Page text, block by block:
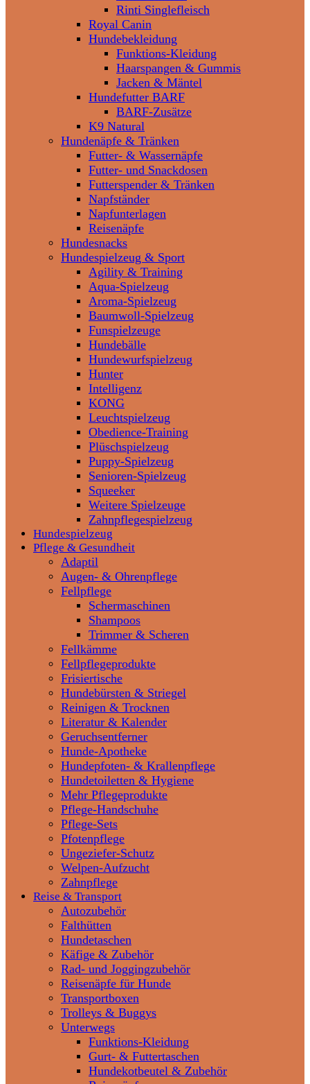
Rinti Singlefleisch
Royal Canin
Hundebekleidung
Funktions-Kleidung
Haarspangen & Gummis
Jacken & Mäntel
Hundefutter BARF
BARF-Zusätze
K9 Natural
Hundenäpfe & Tränken
Futter- & Wassernäpfe
Futter- und Snackdosen
Futterspender & Tränken
Napfständer
Napfunterlagen
Reisenäpfe
Hundesnacks
Hundespielzeug & Sport
Agility & Training
Aqua-Spielzeug
Aroma-Spielzeug
Baumwoll-Spielzeug
Funspielzeuge
Hundebälle
Hundewurfspielzeug
Hunter
Intelligenz
KONG
Leuchtspielzeug
Obedience-Training
Plüschspielzeug
Puppy-Spielzeug
Senioren-Spielzeug
Squeeker
Weitere Spielzeuge
Zahnpflegespielzeug
Hundespielzeug
Pflege & Gesundheit
Adaptil
Augen- & Ohrenpflege
Fellpflege
Schermaschinen
Shampoos
Trimmer & Scheren
Fellkämme
Fellpflegeprodukte
Frisiertische
Hundebürsten & Striegel
Reinigen & Trocknen
Literatur & Kalender
Geruchsentferner
Hunde-Apotheke
Hundepfoten- & Krallenpflege
Hundetoiletten & Hygiene
Mehr Pflegeprodukte
Pflege-Handschuhe
Pflege-Sets
Pfotenpflege
Ungeziefer-Schutz
Welpen-Aufzucht
Zahnpflege
Reise & Transport
Autozubehör
Falthütten
Hundetaschen
Käfige & Zubehör
Rad- und Joggingzubehör
Reisenäpfe für Hunde
Transportboxen
Trolleys & Buggys
Unterwegs
Funktions-Kleidung
Gurt- & Futtertaschen
Hundekotbeutel & Zubehör